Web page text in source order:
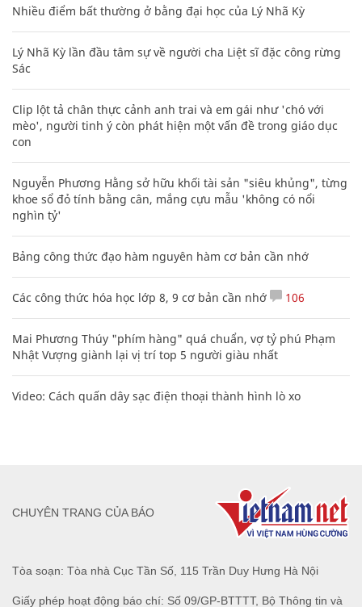
Nhiều điểm bất thường ở bằng đại học của Lý Nhã Kỳ
Lý Nhã Kỳ lần đầu tâm sự về người cha Liệt sĩ đặc công rừng
Sác
Clip lột tả chân thực cảnh anh trai và em gái như 'chó với
mèo', người tinh ý còn phát hiện một vấn đề trong giáo dục
con
Nguyễn Phương Hằng sở hữu khối tài sản "siêu khủng", từng
khoe sổ đỏ tính bằng cân, mắng cựu mẫu 'không có nổi
nghìn tỷ'
Bảng công thức đạo hàm nguyên hàm cơ bản cần nhớ
Các công thức hóa học lớp 8, 9 cơ bản cần nhớ 106
Mai Phương Thúy "phím hàng" quá chuẩn, vợ tỷ phú Phạm
Nhật Vượng giành lại vị trí top 5 người giàu nhất
Video: Cách quấn dây sạc điện thoại thành hình lò xo
Tòa soạn: Tòa nhà Cục Tần Số, 115 Trần Duy Hưng Hà Nội
Giấy phép hoạt động báo chí: Số 09/GP-BTTTT, Bộ Thông tin và
CHUYÊN TRANG CỦA BÁO